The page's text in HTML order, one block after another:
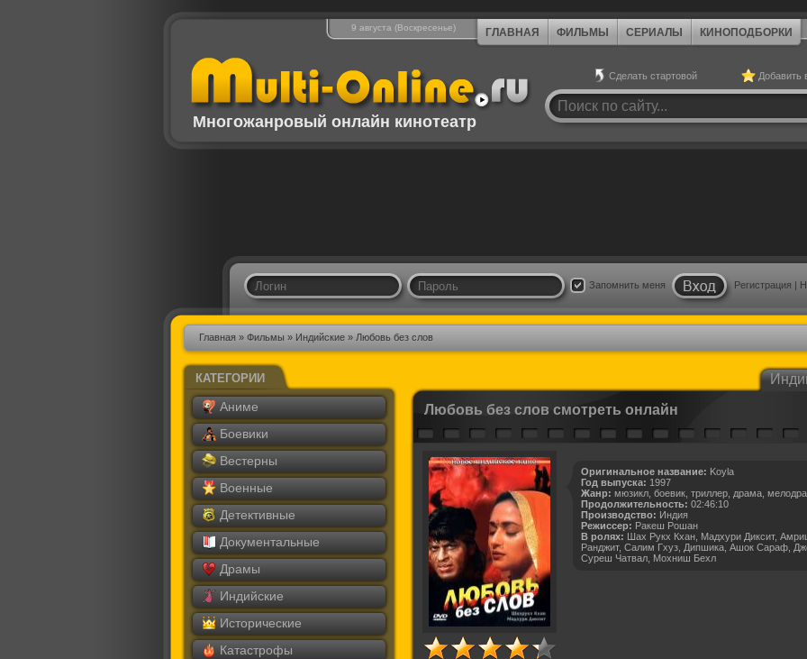
9 августа (Воскресенье) ГЛАВНАЯ ФИЛЬМЫ СЕРИАЛЫ КИНОПОДБОРКИ
Многожанровый онлайн кинотеатр
Сделать стартовой Добавить
Запомнить меня Регистрация |
Главная» Фильмы» Индийские» Любовь без слов
КАТЕГОРИИ
Аниме
Боевики
Вестерны
Военные
Детективные
Документальные
Драмы
Индийские
Исторические
Катастрофы
Любовь без слов смотреть онлайн
Оригинальное название: Koyla
Год выпуска: 1997
Жанр: мюзикл, боевик, триллер, драма,
Продолжительность: 02:46:10
Производство: Индия
Режиссер: Ракеш Рошан
В ролях: Шах Рукх Кхан, Мадхури Диксит,
Ранджит, Салим Гхуз, Дипшика, Ашок Сараф,
Суреш Чатвал, Мохниш Бехл